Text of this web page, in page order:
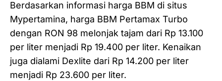
Berdasarkan informasi harga BBM di situs
Mypertamina, harga BBM Pertamax Turbo
dengan RON 98 melonjak tajam dari Rp 13.100
per liter menjadi Rp 19.400 per liter. Kenaikan
juga dialami Dexlite dari Rp 14.200 per liter
menjadi Rp 23.600 per liter.